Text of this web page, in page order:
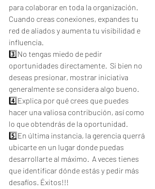
para colaborar en toda la organización.
Cuando creas conexiones, expandes tu
red de aliados y aumenta tu visibilidad e
influencia.
3️⃣No tengas miedo de pedir
oportunidades directamente.  Si bien no
deseas presionar, mostrar iniciativa
generalmente se considera algo bueno.
4️⃣Explica por qué crees que puedes
hacer una valiosa contribución, así como
lo que obtendrás de la oportunidad.
5️⃣En última instancia, la gerencia querrá
ubicarte en un lugar donde puedas
desarrollarte al máximo.  A veces tienes
que identificar dónde estás y pedir más
desafíos. Éxitos!!!